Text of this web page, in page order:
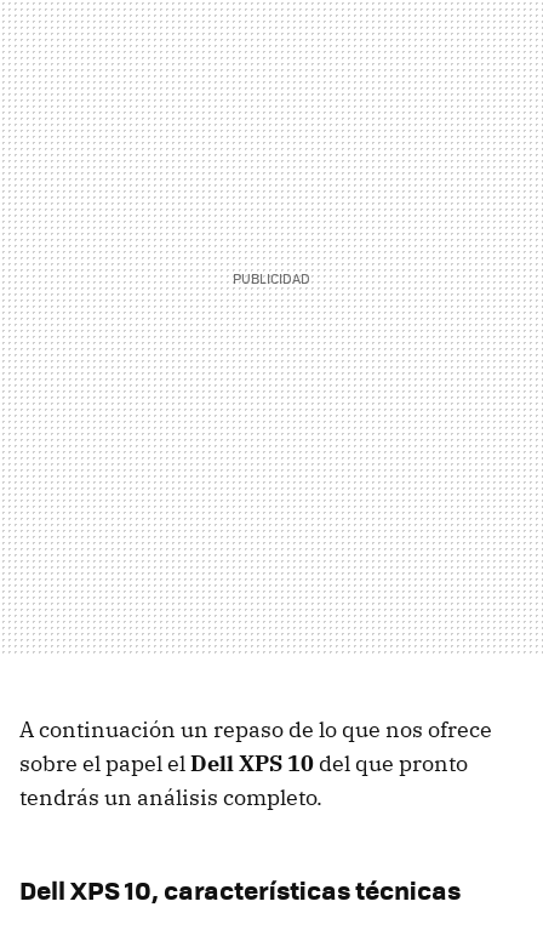
A continuación un repaso de lo que nos ofrece
sobre el papel elDell XPS 10 del que pronto
tendrás un análisis completo.
Dell XPS 10, características técnicas